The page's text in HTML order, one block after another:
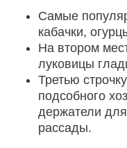
Самые
кабачки,
На втором
луковицы
Третью
подсобного
держатели
рассады.